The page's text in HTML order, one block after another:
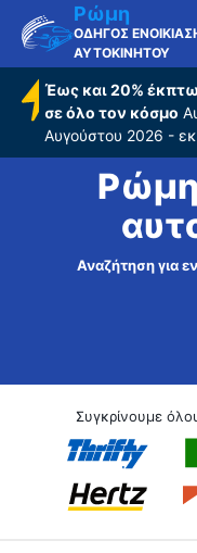
Ρώμη
ΟΔΗΓΟΣ
ΑΥΤΟΚΙΝΗΤΟΥ
Έως και 20%
σε όλο τον κόσμο
Αυγούστου 2026 -
Ρώμη
Αναζήτηση για
Συγκρίνουμε